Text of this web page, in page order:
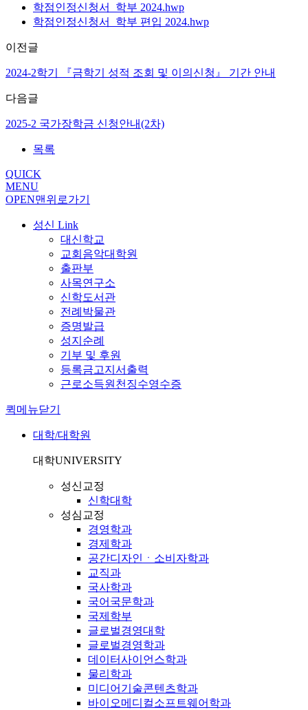
학점인정신청서_학부 2024.hwp
학점인정신청서_학부 편입 2024.hwp
이전글
2024-2학기 『금학기 성적 조회 및 이의신청』 기간 안내
다음글
2025-2 국가장학금 신청안내(2차)
목록
QUICK
MENU
OPEN맨위로가기
성신 Link
대신학교
교회음악대학원
출판부
사목연구소
신학도서관
전례박물관
증명발급
성지순례
기부 및 후원
등록금고지서출력
근로소득원천징수영수증
퀵메뉴닫기
대학/대학원
대학UNIVERSITY
성신교정
신학대학
성심교정
경영학과
경제학과
공간디자인ㆍ소비자학과
교직과
국사학과
국어국문학과
국제학부
글로벌경영대학
글로벌경영학과
데이터사이언스학과
물리학과
미디어기술콘텐츠학과
바이오메디컬소프트웨어학과